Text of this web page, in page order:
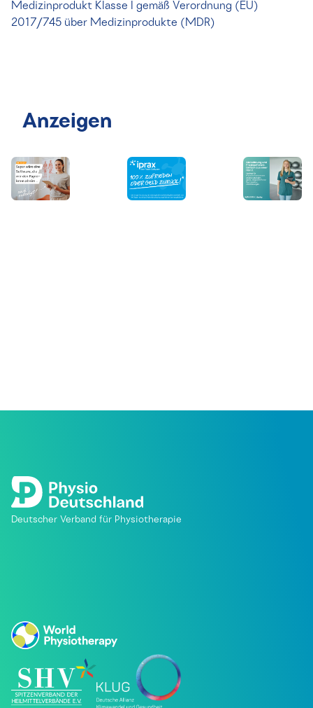
Medizinprodukt Klasse I gemäß Verordnung (EU)
2017/745 über Medizinprodukte (MDR)
Anzeigen
Deutscher Verband für Physiotherapie